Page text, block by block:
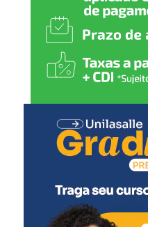
em expansão, com novos
ampliar a cobertura em
Outra ferramenta
Broadcast, que permite o
Ações preventivas
Durante a apresentação, o
obtidos por meio de
reassentamento de